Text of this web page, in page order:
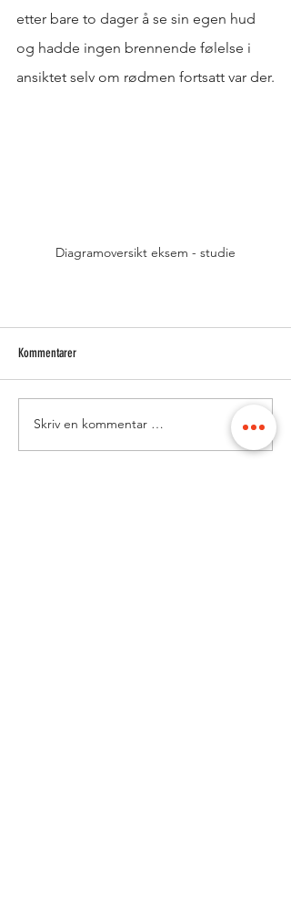
etter bare to dager å se sin egen hud
og hadde ingen brennende følelse i
ansiktet selv om rødmen fortsatt var der.
Diagramoversikt eksem - studie
Kommentarer
Skriv en kommentar …